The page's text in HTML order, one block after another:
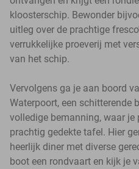
kloosterschip. Bewonder
uitleg over de prachtige
verrukkelijke proeverij met
van het schip.
Vervolgens ga je aan boord
Waterpoort, een schitterende
volledige bemanning, waar je
prachtig gedekte tafel. Hier
heerlijk diner met diverse
boot een rondvaart en kijk je